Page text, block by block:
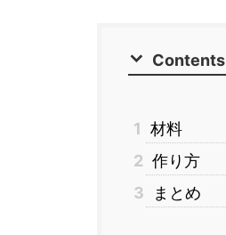
Contents
1 材料
2 作り方
3
まとめ